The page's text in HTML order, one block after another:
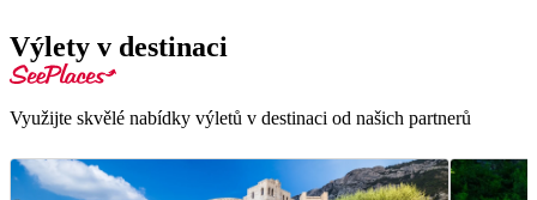
Výlety v destinaci
Využijte skvělé nabídky výletů v destinaci od našich partnerů